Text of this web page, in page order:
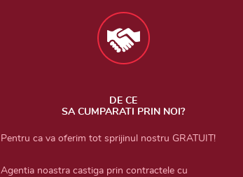
DE CE
SA CUMPARATI PRIN NOI?
Pentru ca va oferim tot sprijinul nostru GRATUIT!
Agentia noastra castiga prin contractele cu